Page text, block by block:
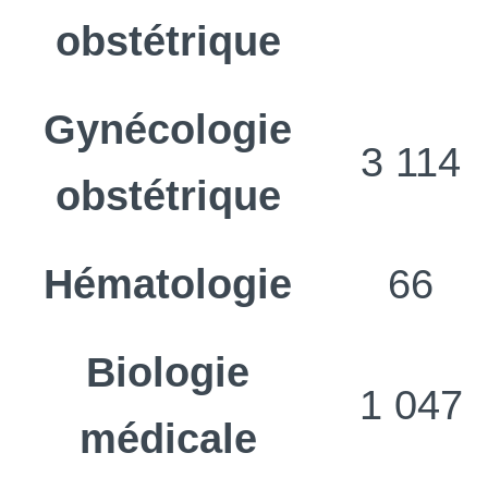
obstétrique
Gynécologie
obstétrique
3 114
Hématologie
66
Biologie
médicale
1 047